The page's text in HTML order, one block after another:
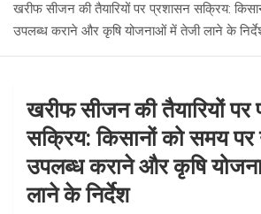
खरीफ सीजन की तैयारियों पर प्रशासन सक्रिय:
उपलब्ध कराने और कृषि योजनाओं में तेजी लाने के
खरीफ सीजन की तैयारियों पर
सक्रिय: किसानों को समय पर
उपलब्ध कराने और कृषि
लाने के निर्देश